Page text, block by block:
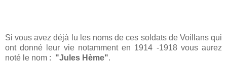
Si vous avez déjà lu les noms de ces soldats de Voillans qui
ont donné leur vie notamment en 1914 -1918 vous aurez
noté le nom : "Jules Hème".